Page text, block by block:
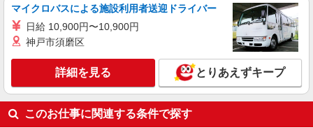
通費全支給(ガソリン代含む)＞
白岡市
詳細を見る
職業紹介
株式会社トラストグロース 新宿本社 第3営業部
サービス付き高齢者向け住宅での介護士
マイクロバスによる施設利用者送迎ドライバー
日給 10,900円〜10,900円
神戸市須磨区
詳細を見る とりあえずキープ
このお仕事に関連する条件で探す